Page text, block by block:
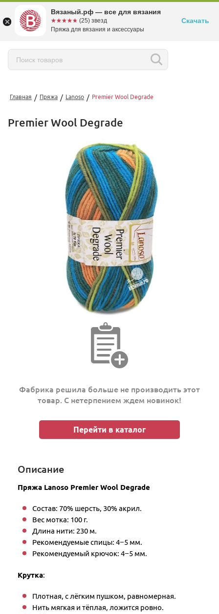
Главная / Пряжа / Lanoso / Premier Wool Degrade
Premier Wool Degrade
Фабрика решила больше не производить этот
товар. С нетерпением ждем новинок!
Перейти в каталог
Описание
Пряжа Lanoso Premier Wool Degrade
Состав: 70% шерсть, 30% акрил.
Вес мотка: 100 г.
Длина нити: 230 м.
Рекомендуемые спицы: 4−5 мм.
Рекомендуемый крючок: 4−5 мм.
Крутка:
Плотная, с лёгким пушком, равномерная.
Нить мягкая и тёплая, ложится ровно.
Вязаный.рф — все для вязания
☆☆☆☆☆
★★★★★ (25) звезд
Пряжа для вязания и аксессуары
Скачать